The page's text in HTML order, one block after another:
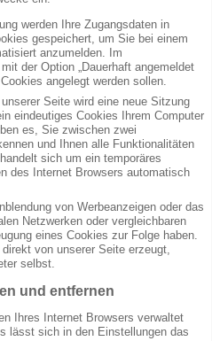
werden Ihre Zugangsdaten in
gespeichert, um Sie bei einem
anzumelden. Im
der Option „Dauerhaft angemeldet
angelegt werden sollen.
Seite wird eine neue Sitzung
eindeutiges Cookies Ihrem Computer
es, Sie zwischen zwei
und Ihnen alle Funktionalitäten
sich um ein temporäres
des Internet Browsers automatisch
von Werbeanzeigen oder das
Netzwerken oder vergleichbaren
eines Cookies zur Folge haben.
von unserer Seite erzeugt,
selbst.
und entfernen
Ihres Internet Browsers verwaltet
lässt sich in den Einstellungen das